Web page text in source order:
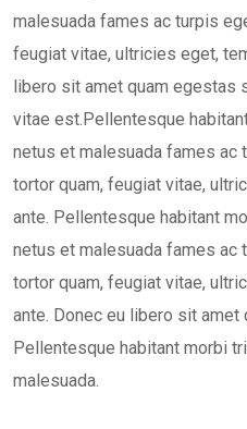
malesuada fames ac turpis
feugiat vitae, ultricies eget,
libero sit amet quam egestas
vitae est.Pellentesque
netus et malesuada fames ac
tortor quam, feugiat vitae,
ante. Pellentesque habitant
netus et malesuada fames ac
tortor quam, feugiat vitae,
ante. Donec eu libero sit amet
Pellentesque habitant morbi
malesuada.